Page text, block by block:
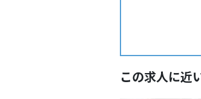
この求人に近